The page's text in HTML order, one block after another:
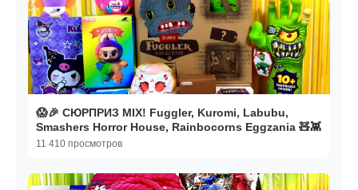
😱🎉 СЮРПРИЗ MIX! Fuggler, Kuromi, Labubu,
Smashers Horror House, Rainbocorns Eggzania 🧸👾
11 410 просмотров